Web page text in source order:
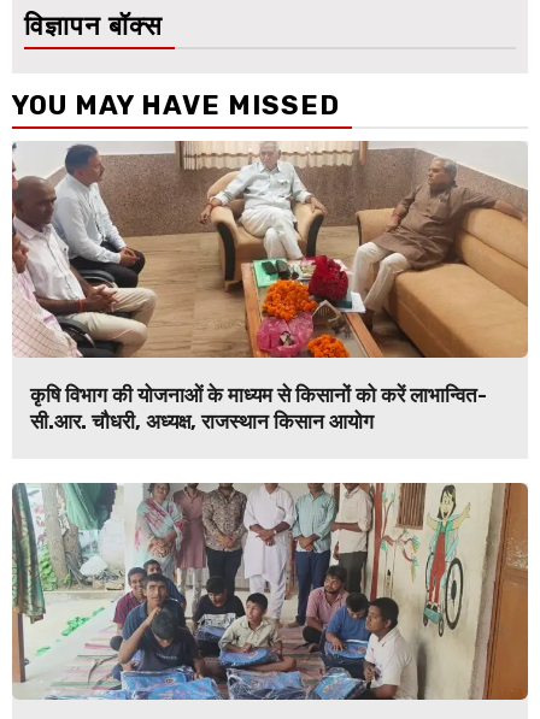
विज्ञापन बॉक्स
YOU MAY HAVE MISSED
कृषि विभाग की योजनाओं के माध्यम से किसानों को करें लाभान्वित-
सी.आर. चौधरी, अध्यक्ष, राजस्थान किसान आयोग